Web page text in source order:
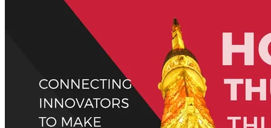
CIC Tokyo
Toranomon Hills Business Tower 15F, 1 Chome-17-1
Toranomon, Minato City, Tokyo
*Event check-in counter will be open at 1st floor
■参加登録方法 | How to Register
Register to Event」ボタンより参加登録をお願いいたしま